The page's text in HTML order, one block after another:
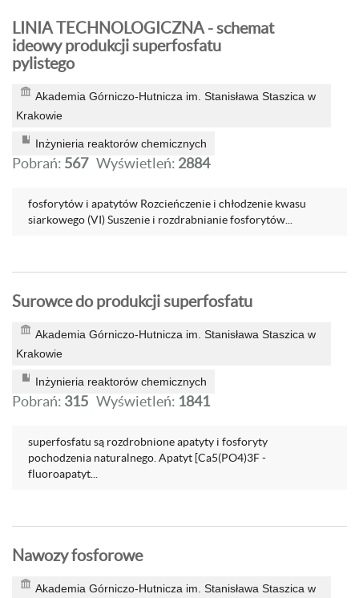
LINIA TECHNOLOGICZNA - schemat
ideowy produkcji superfosfatu
pylistego
Akademia Górniczo-Hutnicza im. Stanisława Staszica w
Krakowie
Inżynieria reaktorów chemicznych
Pobrań: 567 Wyświetleń: 2884
fosforytów i apatytów Rozcieńczenie i chłodzenie kwasu
siarkowego (VI) Suszenie i rozdrabnianie fosforytów...
Surowce do produkcji superfosfatu
Akademia Górniczo-Hutnicza im. Stanisława Staszica w
Krakowie
Inżynieria reaktorów chemicznych
Pobrań: 315 Wyświetleń: 1841
superfosfatu są rozdrobnione apatyty i fosforyty
pochodzenia naturalnego. Apatyt [Ca5(PO4)3F -
fluoroapatyt...
Nawozy fosforowe
Akademia Górniczo-Hutnicza im. Stanisława Staszica w